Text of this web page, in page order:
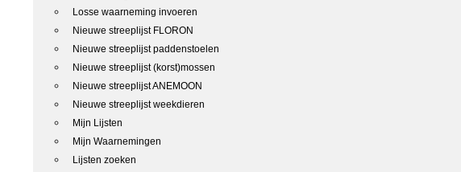
Losse waarneming invoeren
Nieuwe streeplijst FLORON
Nieuwe streeplijst paddenstoelen
Nieuwe streeplijst (korst)mossen
Nieuwe streeplijst ANEMOON
Nieuwe streeplijst weekdieren
Mijn Lijsten
Mijn Waarnemingen
Lijsten zoeken